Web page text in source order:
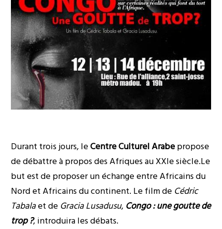
Durant trois jours, leCentre Culturel Arabepropose
de débattre à propos des Afriques au XXIe siècle.Le
but est de proposer un échange entre Africains du
Nord et Africains du continent. Le film de Cédric
Tabalaet de Gracia Lusadusu, Congo : une goutte de
trop ?, introduira les débats.